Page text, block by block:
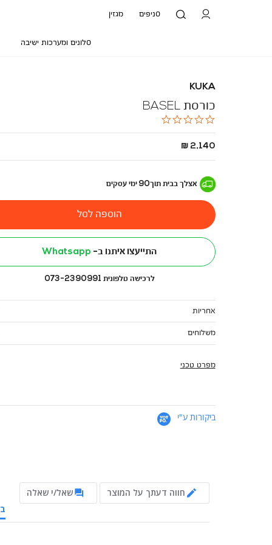
סניפים מגזין
סלונים ומערכות ישיבה
KUKA
כורסת BASEL
2,140 ₪
אצלך בבית תוך90 ימי עסקים
הוספה לסל
התייעצו איתנו ב- Whatsapp
לרכישה טלפונית 073-2390991
אחריות
משלוחים
מפרט טכני
ביקורות ע"י
חווה דעתך על המוצר
שאל/י שאלה